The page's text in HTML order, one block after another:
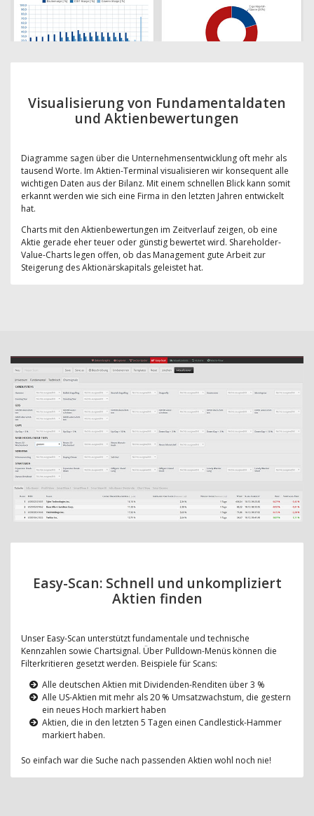
Visualisierung von Fundamentaldaten
und Aktienbewertungen
Diagramme sagen über die Unternehmensentwicklung oft mehr als
tausend Worte. Im Aktien-Terminal visualisieren wir konsequent alle
wichtigen Daten aus der Bilanz. Mit einem schnellen Blick kann somit
erkannt werden wie sich eine Firma in den letzten Jahren entwickelt
hat.
Charts mit den Aktienbewertungen im Zeitverlauf zeigen, ob eine
Aktie gerade eher teuer oder günstig bewertet wird. Shareholder-
Value-Charts legen offen, ob das Management gute Arbeit zur
Steigerung des Aktionärskapitals geleistet hat.
Easy-Scan: Schnell und unkompliziert
Aktien finden
Unser Easy-Scan unterstützt fundamentale und technische
Kennzahlen sowie Chartsignal. Über Pulldown-Menüs können die
Filterkritieren gesetzt werden. Beispiele für Scans:
Alle deutschen Aktien mit Dividenden-Renditen über 3 %
Alle US-Aktien mit mehr als 20 % Umsatzwachstum, die gestern
ein neues Hoch markiert haben
Aktien, die in den letzten 5 Tagen einen Candlestick-Hammer
markiert haben.
So einfach war die Suche nach passenden Aktien wohl noch nie!